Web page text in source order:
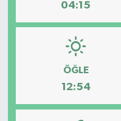
04:15
ÖĞLE
12:54